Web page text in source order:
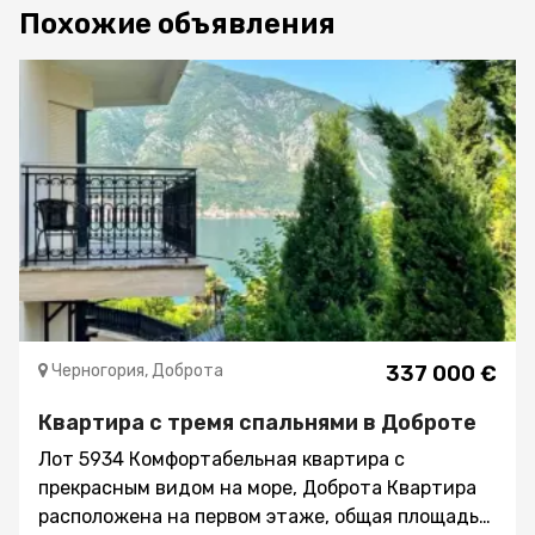
Похожие объявления
337 000 €
Черногория, Доброта
Квартира с тремя спальнями в Доброте
Лот 5934 Комфортабельная квартира с
прекрасным видом на море, Доброта Квартира
расположена на первом этаже, общая площадь